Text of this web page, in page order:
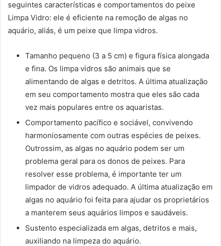
seguintes características e comportamentos do peixe
Limpa Vidro: ele é eficiente na remoção de algas no
aquário, aliás, é um peixe que limpa vidros.
Tamanho pequeno (3 a 5 cm) e figura física alongada
e fina. Os limpa vidros são animais que se
alimentando de algas e detritos. A última atualização
em seu comportamento mostra que eles são cada
vez mais populares entre os aquaristas.
Comportamento pacífico e sociável, convivendo
harmoniosamente com outras espécies de peixes.
Outrossim, as algas no aquário podem ser um
problema geral para os donos de peixes. Para
resolver esse problema, é importante ter um
limpador de vidros adequado. A última atualização em
algas no aquário foi feita para ajudar os proprietários
a manterem seus aquários limpos e saudáveis.
Sustento especializada em algas, detritos e mais,
auxiliando na limpeza do aquário.